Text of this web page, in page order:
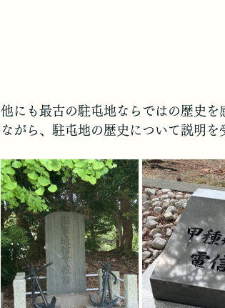
他にも最古の駐屯地ならではの歴史
ながら、駐屯地の歴史について説明を